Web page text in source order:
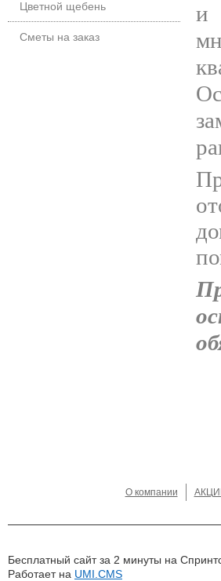
Цветной щебень
Сметы на заказ
и
О компании
Бесплатный сайт за 2 минуты на
Работает на UMI.CMS